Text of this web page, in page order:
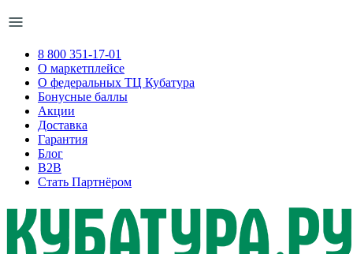
8 800 351-17-01
О маркетплейсе
О федеральных ТЦ Кубатура
Бонусные баллы
Акции
Доставка
Гарантия
Блог
B2B
Стать Партнёром